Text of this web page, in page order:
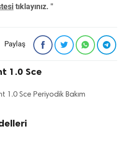
tıklayınız. "
Paylaş
1.0 Sce
1.0 Sce Periyodik Bakım